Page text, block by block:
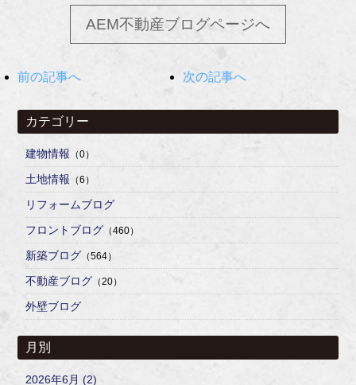
AEM不動産ブログページへ
前の記事へ 次の記事へ
カテゴリー
建物情報 （0）
土地情報 （6）
リフォームブログ
フロントブログ （460）
新築ブログ （564）
不動産ブログ （20）
外壁ブログ
月別
2026年6月 (2)